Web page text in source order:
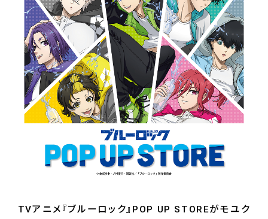
TVアニメ『ブルーロック』POP UP STOREがモユク